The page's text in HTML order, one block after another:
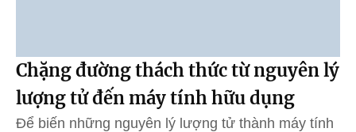
Chặng đường thách thức từ nguyên lý
lượng tử đến máy tính hữu dụng
Để biến những nguyên lý lượng tử thành máy tính